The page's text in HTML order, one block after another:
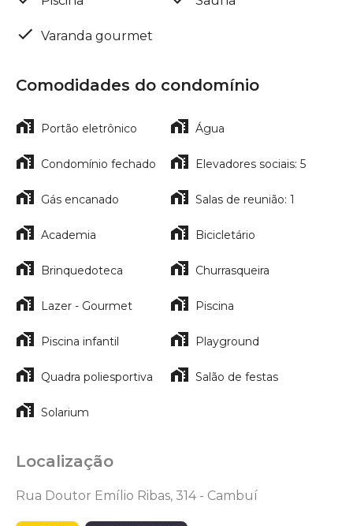
Varanda gourmet
Comodidades do condomínio
Portão eletrônico Água
Condomínio fechado Elevadores sociais: 5
Gás encanado Salas de reunião: 1
Academia Bicicletário
Brinquedoteca Churrasqueira
Lazer - Gourmet Piscina
Piscina infantil Playground
Quadra poliesportiva Salão de festas
Solarium
Localização
Rua Doutor Emílio Ribas, 314 - Cambuí